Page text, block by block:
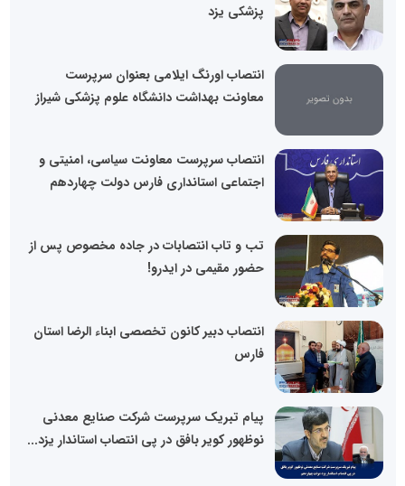
پزشکی یزد
انتصاب اورنگ ایلامی بعنوان سرپرست
معاونت بهداشت دانشگاه علوم پزشکی شیراز
انتصاب سرپرست معاونت سیاسی، امنیتی و
اجتماعی استانداری فارس دولت چهاردهم
تب و تاب انتصابات در جاده مخصوص پس از
حضور مقیمی در ایدرو!
انتصاب دبیر کانون تخصصی ابناء الرضا استان
فارس
پیام تبریک سرپرست شرکت صنایع معدنی
نوظهور کویر بافق در پی انتصاب استاندار یزد...